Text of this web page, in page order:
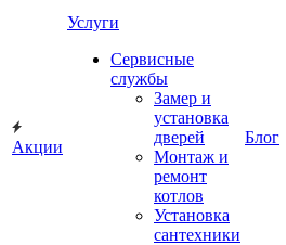
Акции
Услуги
Сервисные
службы
Замер и
установка
дверей
Монтаж и
ремонт
котлов
Установка
сантехники
Блог